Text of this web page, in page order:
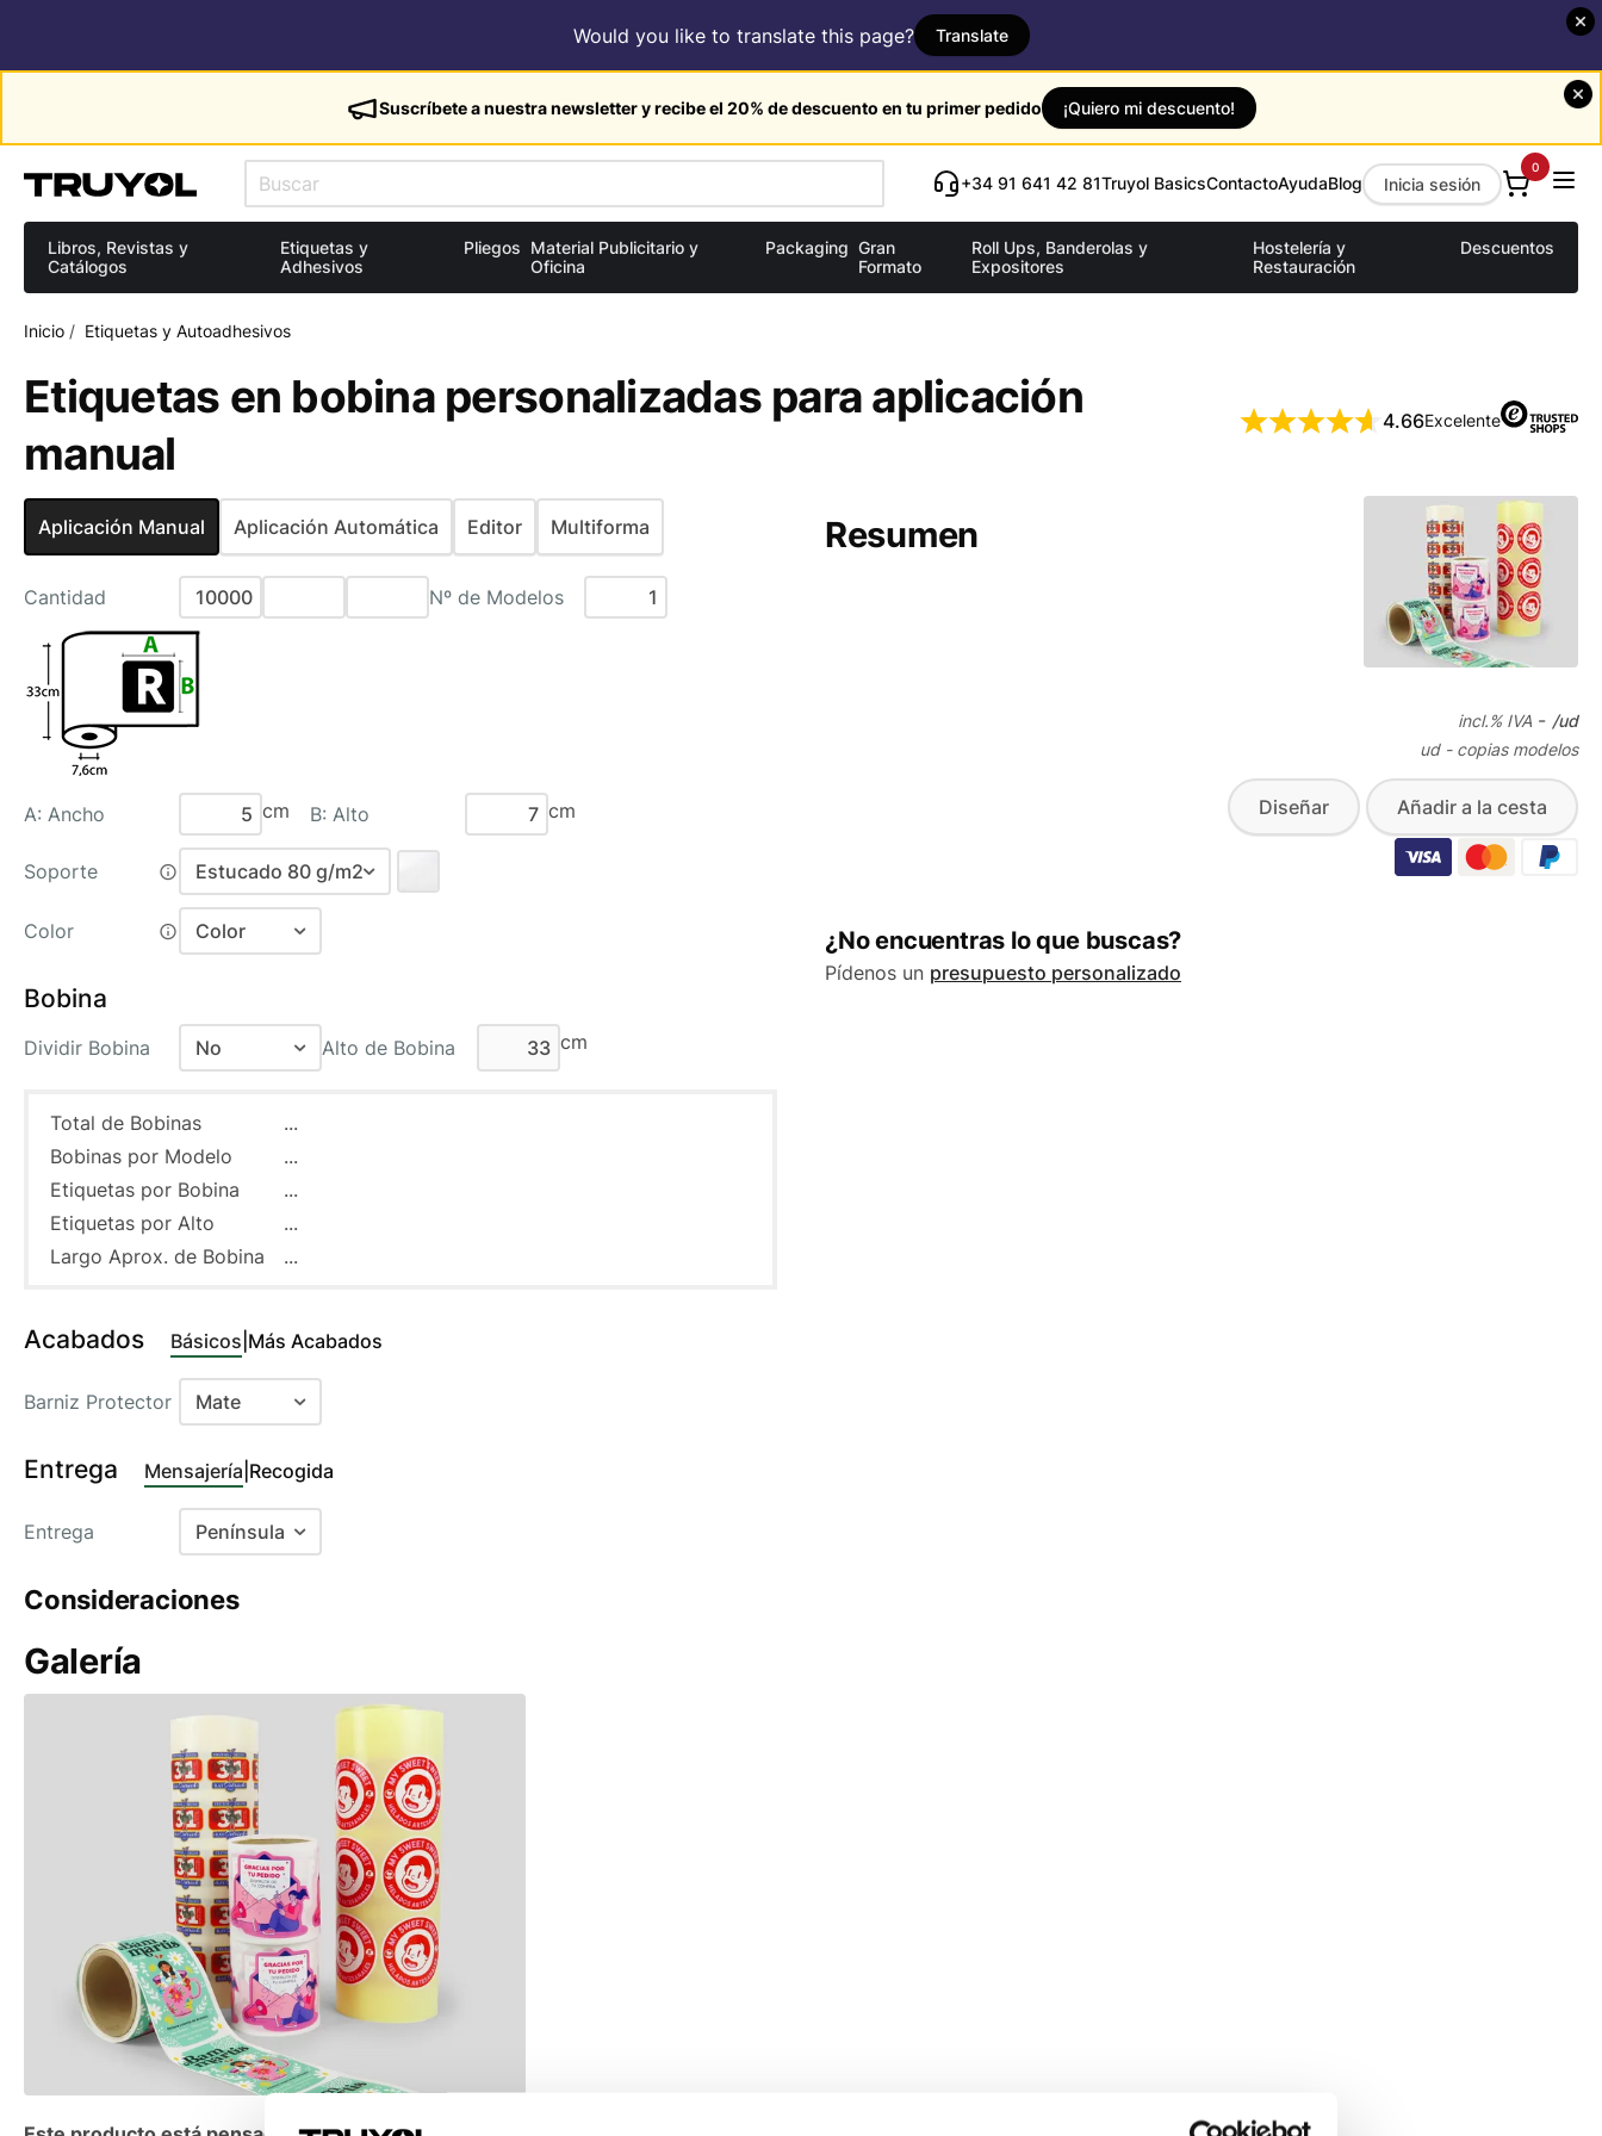
Would you like to translate this page? Translate
Suscríbete a nuestra newsletter y recibe el 20% de descuento en tu primer pedido ¡Quiero mi descuento!
+34 91 641 42 81Truyol BasicsContactoAyudaBlog Inicia sesión
0
Libros, Revistas y
Catálogos
Etiquetas y
Adhesivos
Pliegos Material Publicitario y
Oficina
Packaging Gran
Formato
Roll Ups, Banderolas y
Expositores
Hostelería y
Restauración
Descuentos
Inicio / Etiquetas y Autoadhesivos
Etiquetas en bobina personalizadas para aplicación
manual
4.66Excelente
Aplicación Manual Aplicación Automática Editor Multiforma
Cantidad Nº de Modelos
A: Ancho cm B: Alto cm
Soporte Estucado 80 g/m2
Lisos
Estucado 80 g/m2
Recomendado
Estucado Dorso Negro
Vellum Blanco Mate SC
Coated 80 (Removible)
Polipropileno Plata Brillo
Polipropileno Transparente
Polipropileno Blanco Brillo
Polipropileno Transparente
Brillo Removible
Texturas y colores
Casablanca
Kraft Natural
Re-play Martele White
Freelife Merida Cream
Antigrasa
Coated greaseproof (estucado)
Color
Color
Color + Plata
Bobina
Dividir Bobina
No
En 2 Bobinas
En 5 Bobinas
Alto de Bobina cm
Total de Bobinas
...
Bobinas por Modelo
...
Etiquetas por Bobina
...
Etiquetas por Alto
...
Largo Aprox. de Bobina
...
Acabados Básicos Más Acabados
Barniz Protector
Mate
Mate
Brillo
Entrega Mensajería Recogida
Entrega
Península
Canarias Aéreo
Península antes de las 15:00
Portugal
Andorra
Consideraciones
Resumen
incl.% IVA - /ud
ud - copias modelos
Diseñar Añadir a la cesta
¿No encuentras lo que buscas?
Pídenos un presupuesto personalizado
Galería